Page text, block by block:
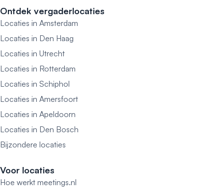
Ontdek vergaderlocaties
Locaties in Amsterdam
Locaties in Den Haag
Locaties in Utrecht
Locaties in Rotterdam
Locaties in Schiphol
Locaties in Amersfoort
Locaties in Apeldoorn
Locaties in Den Bosch
Bijzondere locaties
Voor locaties
Hoe werkt meetings.nl